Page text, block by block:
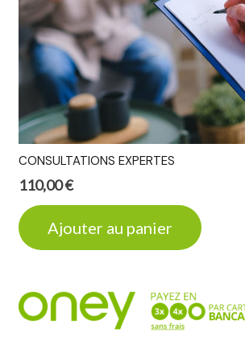
CONSULTATIONS EXPERTES
110,00€
Ajouter au panier